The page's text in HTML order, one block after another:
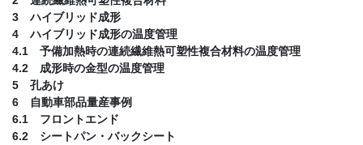
3 ハイブリッド成形
4 ハイブリッド成形の温度管理
4.1 予備加熱時の連続繊維熱可塑性複合材料の温度管理
4.2 成形時の金型の温度管理
5 孔あけ
6 自動車部品量産事例
6.1 フロントエンド
6.2 シートパン・バックシート